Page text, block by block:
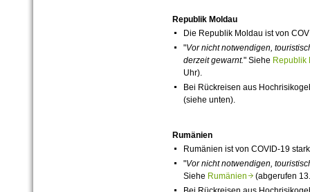
Republik Moldau
Die Republik Moldau ist von
"Vornicht notwendigen,
derzeitgewarnt." Siehe
Uhr).
Bei Rückreisen aus
(siehe unten).
Rumänien
Rumänien ist von COVID-19
"Vor nicht notwendigen,
Siehe Rumänien(abgerufen